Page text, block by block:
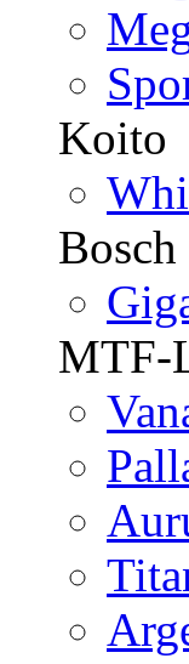
Koito
Bosch
MTF-